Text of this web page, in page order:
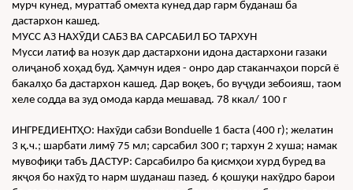
мурч кунед, мураттаб омехта кунед дар гарм буданаш ба
дастархон кашед.
МУСС АЗ НАХӮДИ САБЗ ВА САРСАБИЛ БО ТАРХУН
Мусси латиф ва нозук дар дастархони идона дастархони газаки
олиҷаноб хоҳад буд. Ҳамчун идея - онро дар стаканчаҳои порсӣ ё
бакалҳо ба дастархон кашед. Дар воқеъ, бо вуҷуди зебоияш, таом
хеле содда ва зуд омода карда мешавад. 78 ккал/ 100 г
ИНГРЕДИЕНТҲО: Нахӯди сабзи Bonduelle 1 баста (400 г); желатин
3 қ.ч.; шарбати лимӯ 75 мл; сарсабил 300 г; тархун 2 хуша; намак
мувофиқи табъ ДАСТУР: Сарсабилро ба қисмҳои хурд буред ва
якҷоя бо нахӯд то нарм шуданаш пазед. 6 қошуқи нахӯдро барои